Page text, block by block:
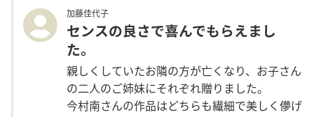
加藤佳代子
センスの良さで喜んでもらえまし
た。
親しくしていたお隣の方が亡くなり、お子さん
の二人のご姉妹にそれぞれ贈りました。
今村南さんの作品はどちらも繊細で美しく儚げ